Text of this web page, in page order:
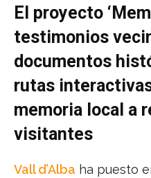
El proyecto
testimonios
documentos
rutas
memoria local a
visitantes
Vall d’Alba ha puesto